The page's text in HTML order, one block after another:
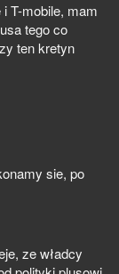
T-mobile, mam
tego co
ten kretyn
sie, po
ze władcy